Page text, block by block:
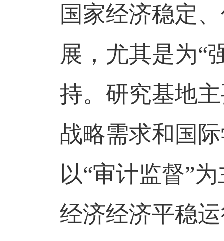
国家经济稳定
展，尤其是为“
持。研究基地
战略需求和国
以“审计监督”
经济经济平稳